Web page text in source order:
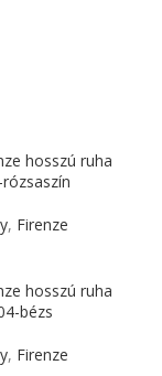
hosszú ruha
, Firenze
hosszú ruha
bézs
, Firenze